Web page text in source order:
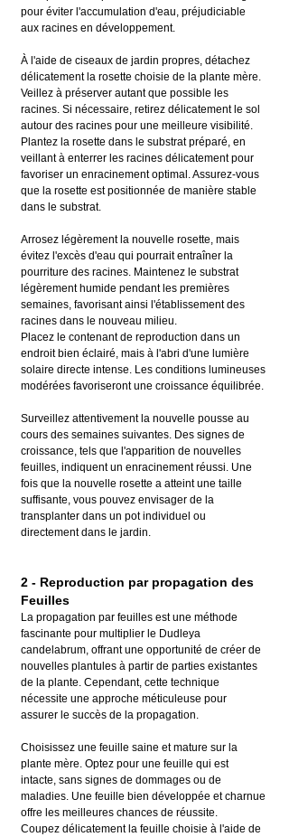
pour éviter l'accumulation d'eau, préjudiciable
aux racines en développement.
À l'aide de ciseaux de jardin propres, détachez
délicatement la rosette choisie de la plante mère.
Veillez à préserver autant que possible les
racines. Si nécessaire, retirez délicatement le sol
autour des racines pour une meilleure visibilité.
Plantez la rosette dans le substrat préparé, en
veillant à enterrer les racines délicatement pour
favoriser un enracinement optimal. Assurez-vous
que la rosette est positionnée de manière stable
dans le substrat.
Arrosez légèrement la nouvelle rosette, mais
évitez l'excès d'eau qui pourrait entraîner la
pourriture des racines. Maintenez le substrat
légèrement humide pendant les premières
semaines, favorisant ainsi l'établissement des
racines dans le nouveau milieu.
Placez le contenant de reproduction dans un
endroit bien éclairé, mais à l'abri d'une lumière
solaire directe intense. Les conditions lumineuses
modérées favoriseront une croissance équilibrée.
Surveillez attentivement la nouvelle pousse au
cours des semaines suivantes. Des signes de
croissance, tels que l'apparition de nouvelles
feuilles, indiquent un enracinement réussi. Une
fois que la nouvelle rosette a atteint une taille
suffisante, vous pouvez envisager de la
transplanter dans un pot individuel ou
directement dans le jardin.
2 - Reproduction par propagation des
Feuilles
La propagation par feuilles est une méthode
fascinante pour multiplier le Dudleya
candelabrum, offrant une opportunité de créer de
nouvelles plantules à partir de parties existantes
de la plante. Cependant, cette technique
nécessite une approche méticuleuse pour
assurer le succès de la propagation.
Choisissez une feuille saine et mature sur la
plante mère. Optez pour une feuille qui est
intacte, sans signes de dommages ou de
maladies. Une feuille bien développée et charnue
offre les meilleures chances de réussite.
Coupez délicatement la feuille choisie à l'aide de